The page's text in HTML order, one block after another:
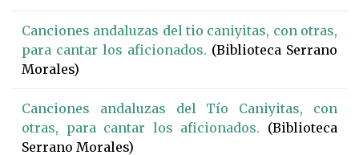
Canciones andaluzas del tio caniyitas, con otras,
para cantar los aficionados. (Biblioteca Serrano
Morales)
Canciones andaluzas del Tío Caniyitas, con
otras, para cantar los aficionados. (Biblioteca
Serrano Morales)